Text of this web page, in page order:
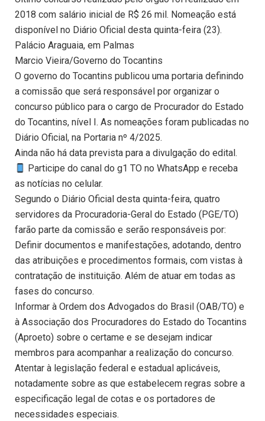
2018 com salário inicial de R$ 26 mil. Nomeação está
disponível no Diário Oficial desta quinta-feira (23).
Palácio Araguaia, em Palmas
Marcio Vieira/Governo do Tocantins
O governo do Tocantins publicou uma portaria definindo
a comissão que será responsável por organizar o
concurso público para o cargo de Procurador do Estado
do Tocantins, nível I. As nomeações foram publicadas no
Diário Oficial, na Portaria nº 4/2025.
Ainda não há data prevista para a divulgação do edital.
Participe do canal do g1 TO no WhatsApp e receba
as notícias no celular.
Segundo o Diário Oficial desta quinta-feira, quatro
servidores da Procuradoria-Geral do Estado (PGE/TO)
farão parte da comissão e serão responsáveis por:
Definir documentos e manifestações, adotando, dentro
das atribuições e procedimentos formais, com vistas à
contratação de instituição. Além de atuar em todas as
fases do concurso.
Informar à Ordem dos Advogados do Brasil (OAB/TO) e
à Associação dos Procuradores do Estado do Tocantins
(Aproeto) sobre o certame e se desejam indicar
membros para acompanhar a realização do concurso.
Atentar à legislação federal e estadual aplicáveis,
notadamente sobre as que estabelecem regras sobre a
especificação legal de cotas e os portadores de
necessidades especiais.